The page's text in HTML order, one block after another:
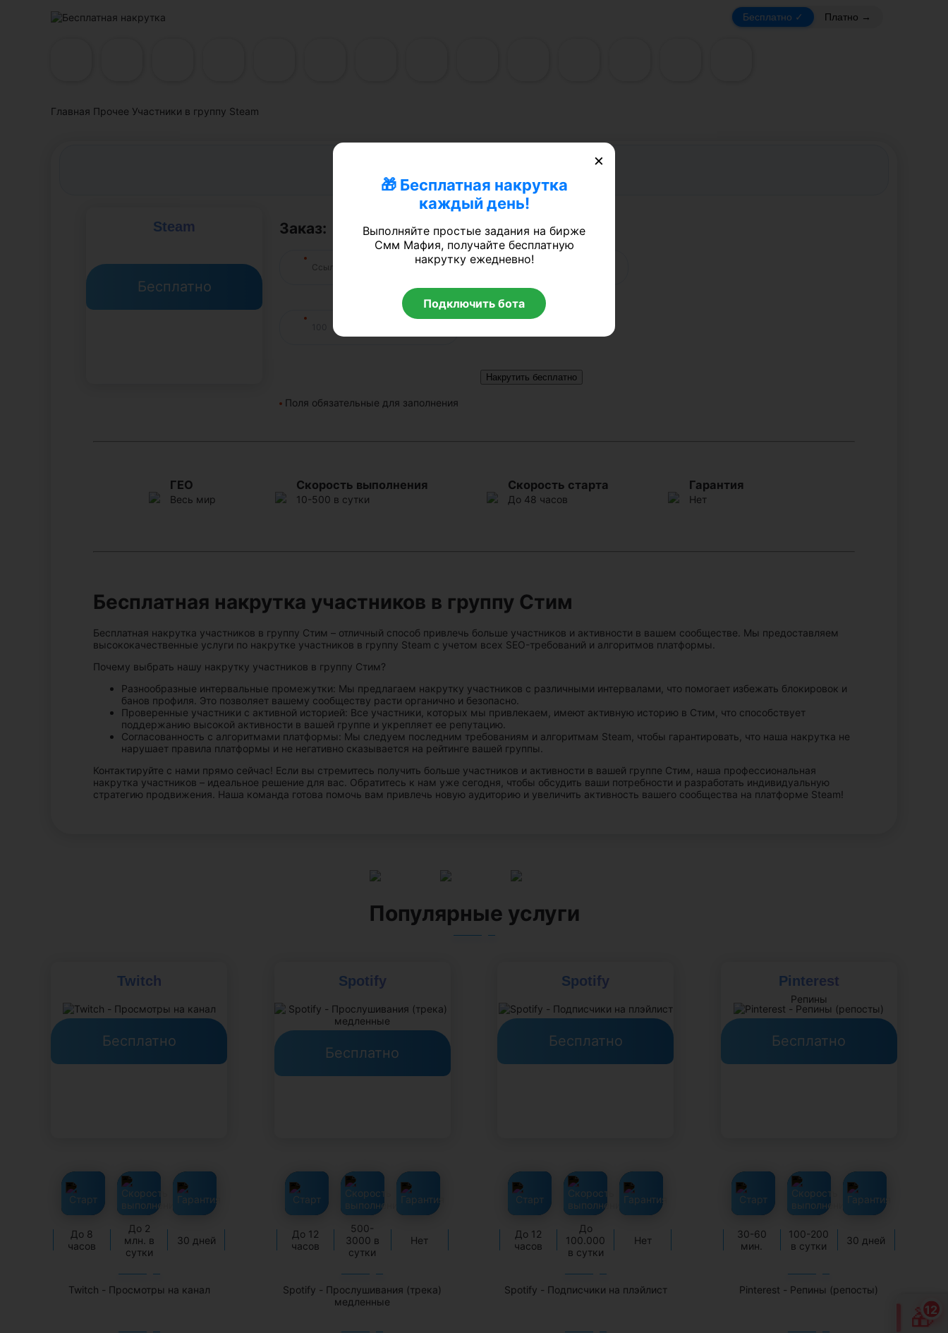
Бесплатно ✓ Платно →
Главная Прочее Участники в группу Steam
Steam
Бесплатно
Заказ:
Накрутить бесплатно
Поля обязательные для заполнения
ГЕО
Весь мир
Скорость выполнения
10-500 в сутки
Скорость старта
До 48 часов
Гарантия
Нет
Бесплатная накрутка участников в группу Стим
Бесплатная накрутка участников в группу Стим – отличный способ привлечь больше участников и активности в вашем сообществе. Мы предоставляем
высококачественные услуги по накрутке участников в группу Steam с учетом всех SEO-требований и алгоритмов платформы.
Почему выбрать нашу накрутку участников в группу Стим?
Разнообразные интервальные промежутки: Мы предлагаем накрутку участников с различными интервалами, что помогает избежать блокировок и
банов профиля. Это позволяет вашему сообществу расти органично и безопасно.
Проверенные участники с активной историей: Все участники, которых мы привлекаем, имеют активную историю в Стим, что способствует
поддержанию высокой активности в вашей группе и укрепляет ее репутацию.
Согласованность с алгоритмами платформы: Мы следуем последним требованиям и алгоритмам Steam, чтобы гарантировать, что наша накрутка не
нарушает правила платформы и не негативно сказывается на рейтинге вашей группы.
Контактируйте с нами прямо сейчас! Если вы стремитесь получить больше участников и активности в вашей группе Стим, наша профессиональная
накрутка участников – идеальное решение для вас. Обратитесь к нам уже сегодня, чтобы обсудить ваши потребности и разработать индивидуальную
стратегию продвижения. Наша команда готова помочь вам привлечь новую аудиторию и увеличить активность вашего сообщества на платформе Steam!
Популярные услуги
Twitch
Бесплатно
До 8
часов
До 2
млн. в
сутки
30 дней
Twitch - Просмотры на канал
Spotify
Бесплатно
До 12
часов
500-
3000 в
сутки
Нет
Spotify - Прослушивания (трека)
медленные
Spotify
Бесплатно
До 12
часов
До
100.000
в сутки
Нет
Spotify - Подписчики на плэйлист
Pinterest
Репины
Бесплатно
30-60
мин.
100-200
в сутки
30 дней
Pinterest - Репины (репосты)
🎁
12
×
🎁 Бесплатная накрутка
каждый день!
Выполняйте простые задания на бирже
Смм Мафия, получайте бесплатную
накрутку ежедневно!
Подключить бота